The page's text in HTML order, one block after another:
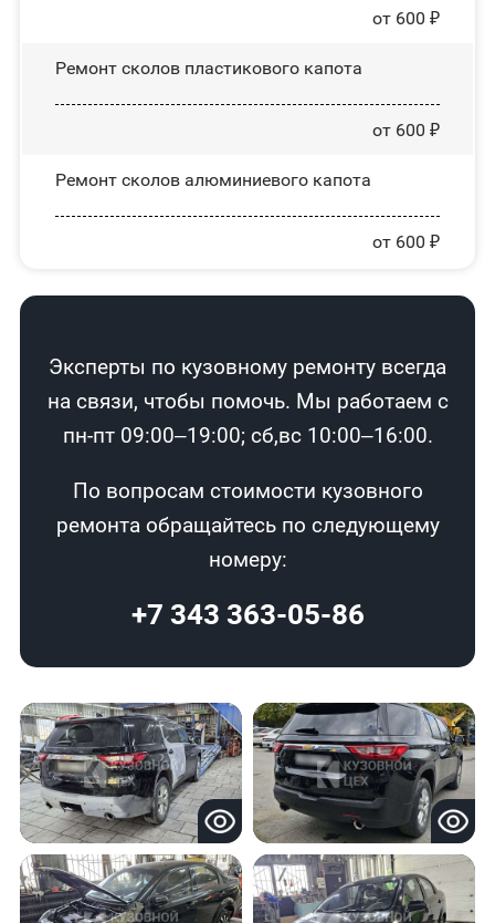
от 600 ₽
Ремонт сколов пластикового капота
от 600 ₽
Ремонт сколов алюминиевого капота
от 600 ₽
Эксперты по кузовному ремонту всегда
на связи, чтобы помочь. Мы работаем с
пн-пт 09:00–19:00; сб,вс 10:00–16:00.
По вопросам стоимости кузовного
ремонта обращайтесь по следующему
номеру:
+7 343 363-05-86